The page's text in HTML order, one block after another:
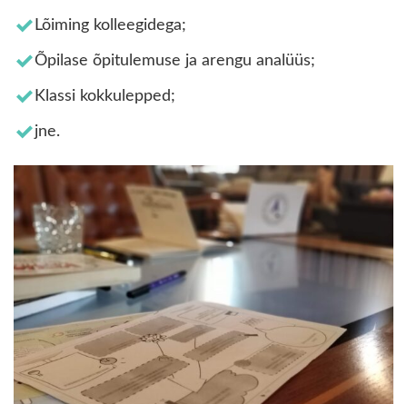
Lõiming kolleegidega;
Õpilase õpitulemuse ja arengu analüüs;
Klassi kokkulepped;
jne.